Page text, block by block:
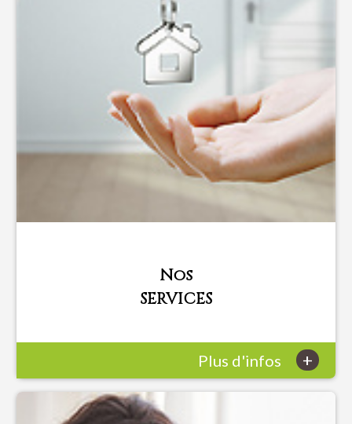
Nos
SERVICES
Plus d'infos +